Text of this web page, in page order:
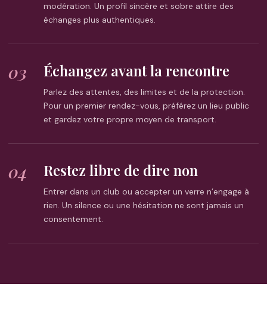
modération. Un profil sincère et sobre attire des
échanges plus authentiques.
03 Échangez avant la rencontre
Parlez des attentes, des limites et de la protection.
Pour un premier rendez-vous, préférez un lieu public
et gardez votre propre moyen de transport.
04 Restez libre de dire non
Entrer dans un club ou accepter un verre n’engage à
rien. Un silence ou une hésitation ne sont jamais un
consentement.